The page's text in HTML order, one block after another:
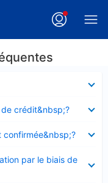
crédit&nbsp;?
confirmée&nbsp;?
par le biais de